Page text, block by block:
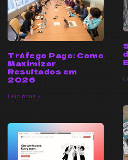
Tráfego Pago: Como
Maximizar
Resultados em
2026
Leia mais »